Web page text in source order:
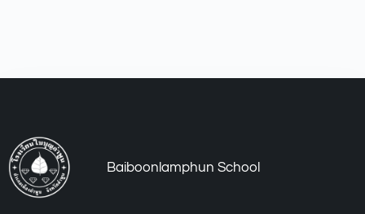
Baiboonlamphun School